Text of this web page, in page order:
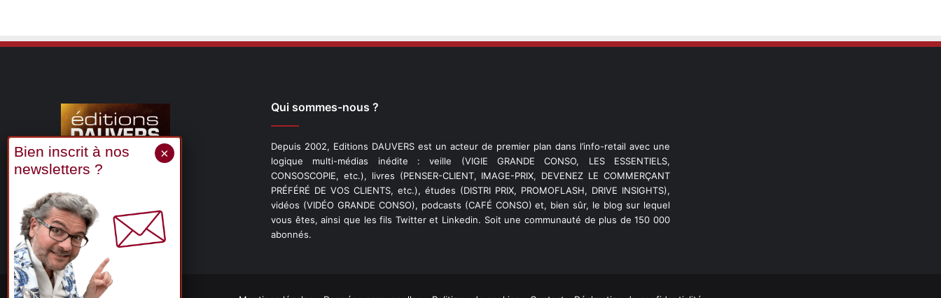
X LinkedinYouTube
Qui sommes-nous ?
Depuis 2002, Editions DAUVERS est un acteur de premier plan dans l’info-retail avec une
logique multi-médias inédite : veille (VIGIE GRANDE CONSO, LES ESSENTIELS,
CONSOSCOPIE, etc.), livres (PENSER-CLIENT, IMAGE-PRIX, DEVENEZ LE COMMERÇANT
PRÉFÉRÉ DE VOS CLIENTS, etc.), études (DISTRI PRIX, PROMOFLASH, DRIVE INSIGHTS),
vidéos (VIDÉO GRANDE CONSO), podcasts (CAFÉ CONSO) et, bien sûr, le blog sur lequel
vous êtes, ainsi que les fils Twitter et Linkedin. Soit une communauté de plus de 150 000
abonnés.